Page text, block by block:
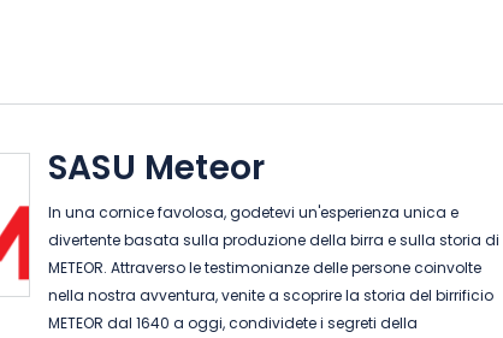
SASU Meteor
In una cornice favolosa, godetevi un'esperienza unica e
divertente basata sulla produzione della birra e sulla storia di
METEOR. Attraverso le testimonianze delle persone coinvolte
nella nostra avventura, venite a scoprire la storia del birrificio
METEOR dal 1640 a oggi, condividete i segreti della